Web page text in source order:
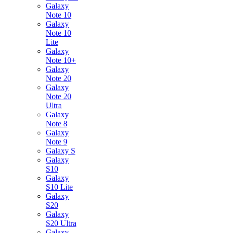
Galaxy
Note 10
Galaxy
Note 10
Lite
Galaxy
Note 10+
Galaxy
Note 20
Galaxy
Note 20
Ultra
Galaxy
Note 8
Galaxy
Note 9
Galaxy S
Galaxy
S10
Galaxy
S10 Lite
Galaxy
S20
Galaxy
S20 Ultra